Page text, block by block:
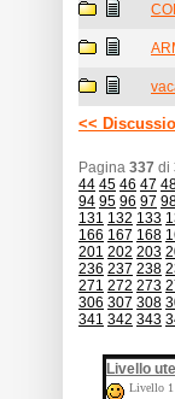
<<
Pagina 337 di
44 45 46 47
94 95 96 97
131 132 133
166 167 168
201 202 203
236 237 238
271 272 273
306 307 308
341 342 343
Livello
Livello